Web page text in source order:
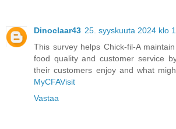
Dinoclaar43 25. syyskuuta 2024 klo
This survey helps Chick-fil-A
food quality and customer service
their customers enjoy and what
MyCFAVisit
Vastaa